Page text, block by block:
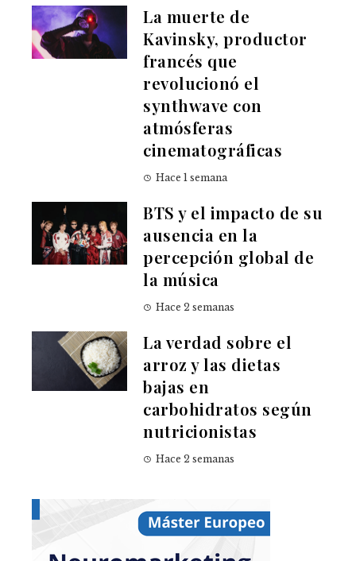
La muerte de
Kavinsky, productor
francés que
revolucionó el
synthwave con
atmósferas
cinematográficas
Hace 1 semana
BTS y el impacto de su
ausencia en la
percepción global de
la música
Hace 2 semanas
La verdad sobre el
arroz y las dietas
bajas en
carbohidratos según
nutricionistas
Hace 2 semanas